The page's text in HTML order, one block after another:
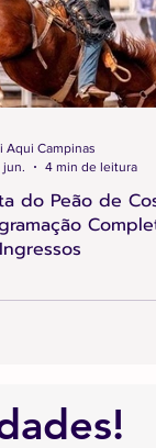
do Peão de
Aqui Campinas
4 min de leitura